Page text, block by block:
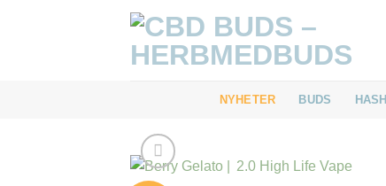
NYHETER BUDS HASH